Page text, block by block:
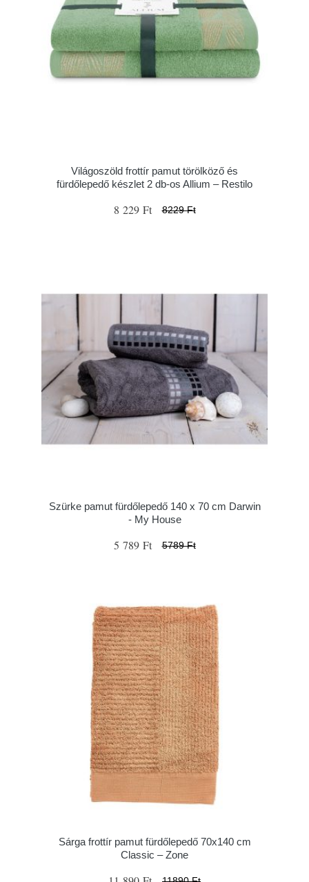
Világoszöld frottír pamut törölköző és
fürdőlepedő készlet 2 db-os Allium – Restilo
8 229 Ft 8229 Ft
Szürke pamut fürdőlepedő 140 x 70 cm Darwin
- My House
5 789 Ft 5789 Ft
Sárga frottír pamut fürdőlepedő 70x140 cm
Classic – Zone